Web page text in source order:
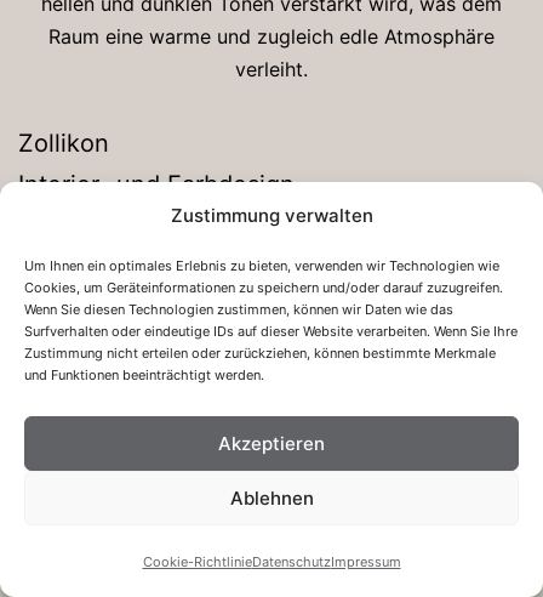
Zustimmung verwalten
Um Ihnen ein optimales Erlebnis zu bieten, verwenden wir Technologien wie
Cookies, um Geräteinformationen zu speichern und/oder darauf zuzugreifen.
Wenn Sie diesen Technologien zustimmen, können wir Daten wie das
Surfverhalten oder eindeutige IDs auf dieser Website verarbeiten. Wenn Sie Ihre
Zustimmung nicht erteilen oder zurückziehen, können bestimmte Merkmale
und Funktionen beeinträchtigt werden.
Akzeptieren
Ablehnen
Cookie-RichtlinieDatenschutzImpressum
Raum eine warme und zugleich edle Atmosphäre
verleiht.
Zollikon
Interior- und Farbdesign
Veröffentlicht am14. Oktober 2024
Kategorisiert alsPortfolio
Verschlagwortet mitFarbdesign ,Farbgestaltung,
Interiordesign,Redesign,Tapeten